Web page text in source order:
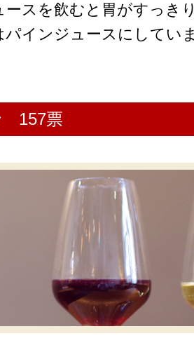
ースを飲むと胃がすっき
パインジュースにしてい
157票